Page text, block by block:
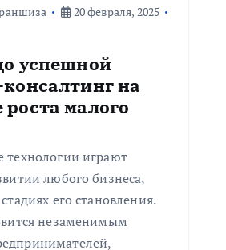
20 февраля, 2025
успешной
на
малого
играют
любого бизнеса,
его становления.
незаменимым